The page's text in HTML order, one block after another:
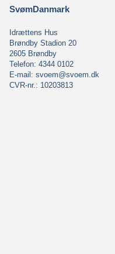
SvømDanmark
Idrættens Hus
Brøndby Stadion 20
2605 Brøndby
Telefon: 4344 0102
E-mail: svoem@svoem.dk
CVR-nr.: 10203813